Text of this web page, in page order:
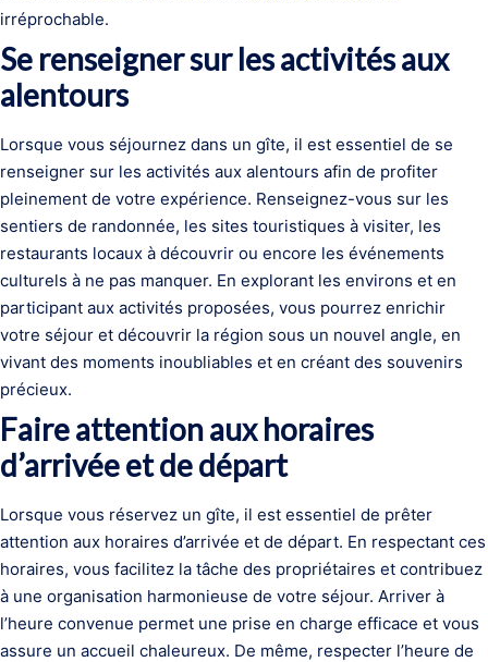
irréprochable.
Se renseigner sur les activités aux
alentours
Lorsque vous séjournez dans un gîte, il est essentiel de se
renseigner sur les activités aux alentours afin de profiter
pleinement de votre expérience. Renseignez-vous sur les
sentiers de randonnée, les sites touristiques à visiter, les
restaurants locaux à découvrir ou encore les événements
culturels à ne pas manquer. En explorant les environs et en
participant aux activités proposées, vous pourrez enrichir
votre séjour et découvrir la région sous un nouvel angle, en
vivant des moments inoubliables et en créant des souvenirs
précieux.
Faire attention aux horaires
d’arrivée et de départ
Lorsque vous réservez un gîte, il est essentiel de prêter
attention aux horaires d’arrivée et de départ. En respectant ces
horaires, vous facilitez la tâche des propriétaires et contribuez
à une organisation harmonieuse de votre séjour. Arriver à
l’heure convenue permet une prise en charge efficace et vous
assure un accueil chaleureux. De même, respecter l’heure de